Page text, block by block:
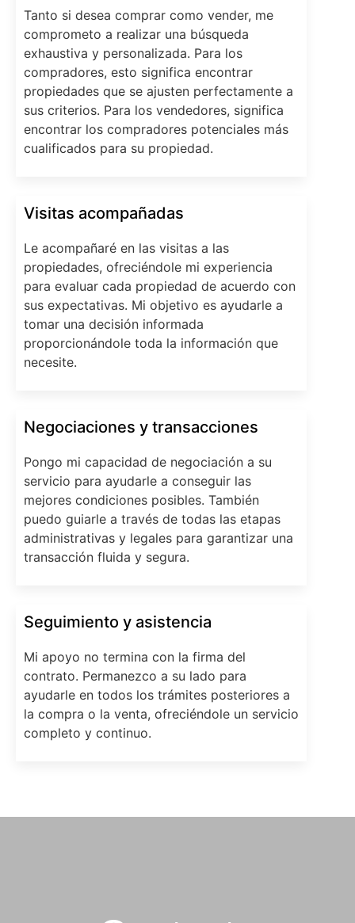
Tanto si desea comprar como vender, me
comprometo a realizar una búsqueda
exhaustiva y personalizada. Para los
compradores, esto significa encontrar
propiedades que se ajusten perfectamente a
sus criterios. Para los vendedores, significa
encontrar los compradores potenciales más
cualificados para su propiedad.
Visitas acompañadas
Le acompañaré en las visitas a las
propiedades, ofreciéndole mi experiencia
para evaluar cada propiedad de acuerdo con
sus expectativas. Mi objetivo es ayudarle a
tomar una decisión informada
proporcionándole toda la información que
necesite.
Negociaciones y transacciones
Pongo mi capacidad de negociación a su
servicio para ayudarle a conseguir las
mejores condiciones posibles. También
puedo guiarle a través de todas las etapas
administrativas y legales para garantizar una
transacción fluida y segura.
Seguimiento y asistencia
Mi apoyo no termina con la firma del
contrato. Permanezco a su lado para
ayudarle en todos los trámites posteriores a
la compra o la venta, ofreciéndole un servicio
completo y continuo.